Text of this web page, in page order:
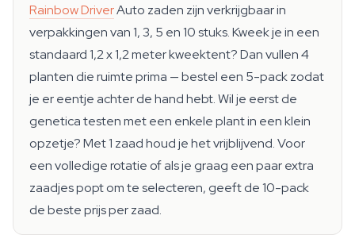
Rainbow DriverAuto zaden zijn verkrijgbaar in
verpakkingen van 1, 3, 5 en 10 stuks. Kweek je in een
standaard 1,2 x 1,2 meter kweektent? Dan vullen 4
planten die ruimte prima — bestel een 5-pack zodat
je er eentje achter de hand hebt. Wil je eerst de
genetica testen met een enkele plant in een klein
opzetje? Met 1 zaad houd je het vrijblijvend. Voor
een volledige rotatie of als je graag een paar extra
zaadjes popt om te selecteren, geeft de 10-pack
de beste prijs per zaad.